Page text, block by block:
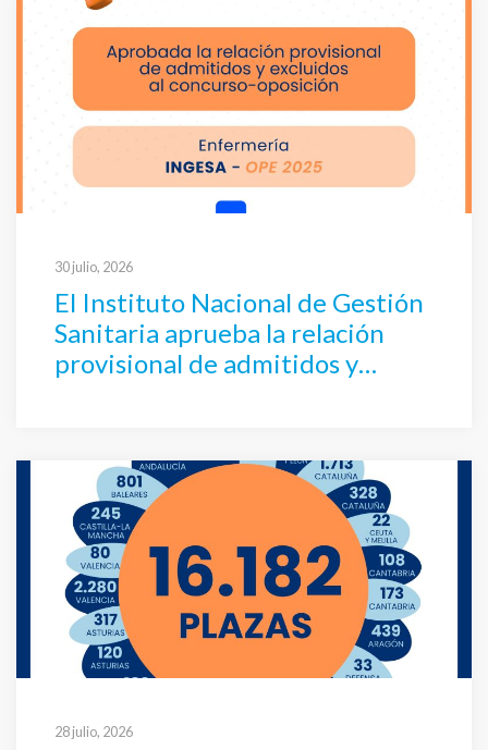
30 julio, 2026
El Instituto Nacional de Gestión
Sanitaria aprueba la relación
provisional de admitidos y
oposición
28 julio, 2026